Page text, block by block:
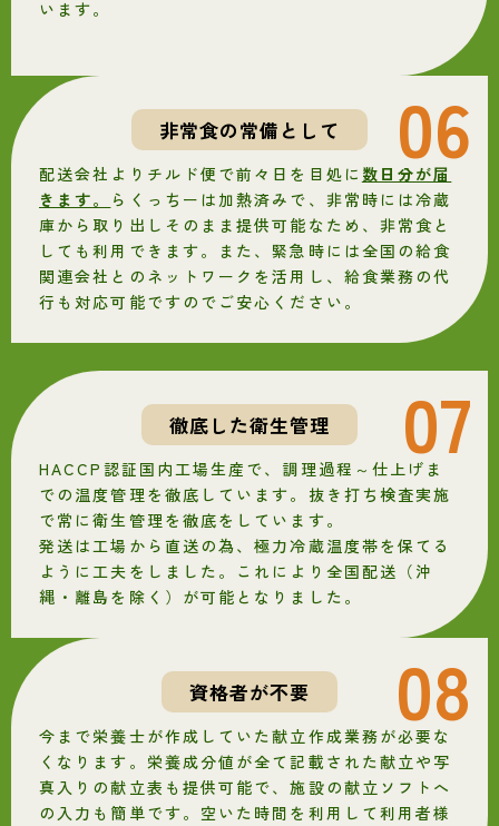
います。
06
非常食の常備として
配送会社よりチルド便で前々日を目処に 数日分が届
きます。
らくっちーは加熱済みで、非常時には冷蔵
庫から取り出しそのまま提供可能なため、非常食と
しても利用できます。また、緊急時には全国の給食
関連会社とのネットワークを活用し、給食業務の代
行も対応可能ですのでご安心ください。
07
徹底した衛生管理
HACCP認証国内工場生産で、調理過程～仕上げま
での温度管理を徹底しています。抜き打ち検査実施
で常に衛生管理を徹底をしています。
発送は工場から直送の為、極力冷蔵温度帯を保てる
ように工夫をしました。これにより全国配送（沖
縄・離島を除く）が可能となりました。
08
資格者が不要
今まで栄養士が作成していた献立作成業務が必要な
くなります。栄養成分値が全て記載された献立や写
真入りの献立表も提供可能で、施設の献立ソフトへ
の入力も簡単です。空いた時間を利用して利用者様